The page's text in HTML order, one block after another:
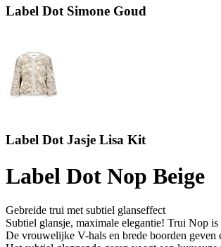
Label Dot Simone Goud
Label Dot Jasje Lisa Kit
Label Dot Nop Beige
Gebreide trui met subtiel glanseffect
Subtiel glansje, maximale elegantie! Trui Nop
De vrouwelijke V-hals en brede boorden geven